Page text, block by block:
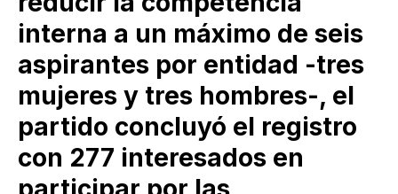
interna a un máximo de seis
aspirantes por entidad -tres
mujeres y tres hombres-, el
partido concluyó el registro
con 277 interesados en